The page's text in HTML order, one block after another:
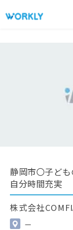
静岡市〇子ど
自分時間充実
株式会社
—